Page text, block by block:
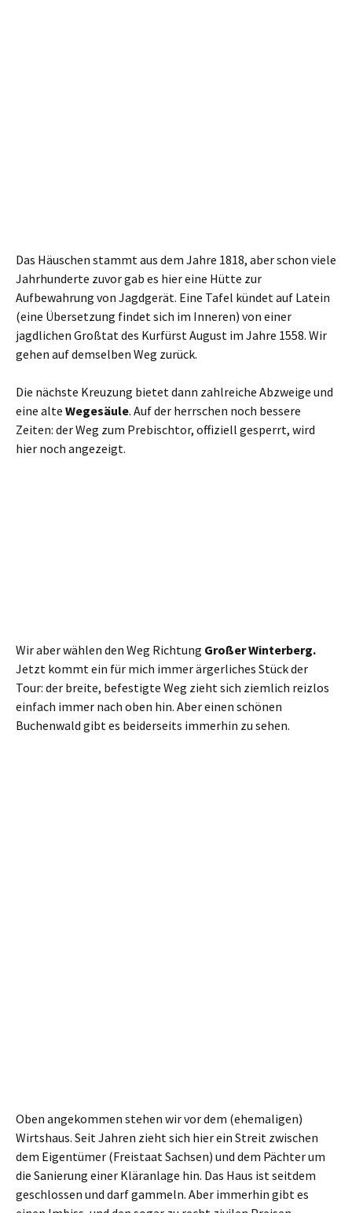
Wir aber wählen den Weg RichtungGroßer Winterberg.
Jetzt kommt ein für mich immer ärgerliches Stück der
Tour: der breite, befestigte Weg zieht sich ziemlich reizlos
einfach immer nach oben hin. Aber einen schönen
Buchenwald gibt es beiderseits immerhin zu sehen.
Oben angekommen stehen wir vor dem (ehemaligen)
Wirtshaus. Seit Jahren zieht sich hier ein Streit zwischen
dem Eigentümer (Freistaat Sachsen) und dem Pächter um
Wir können uns also stärken und folgen sodann der
ausgebauten Straße in ein paar Serpentinen abwärts. Bis
ausgeschilderten Abzweig des Bergsteigs. (Diesen Abzweig
hatten wir schon passiert, aber wir wollten ja die Aussicht
noch mitnehmen). Rechts steil geht es jetzt über viele
Treppen abwärts. Und: ranhalten! Hier stehen auch viele
tote Bäume am Weg, gut möglich, dass es auch hier